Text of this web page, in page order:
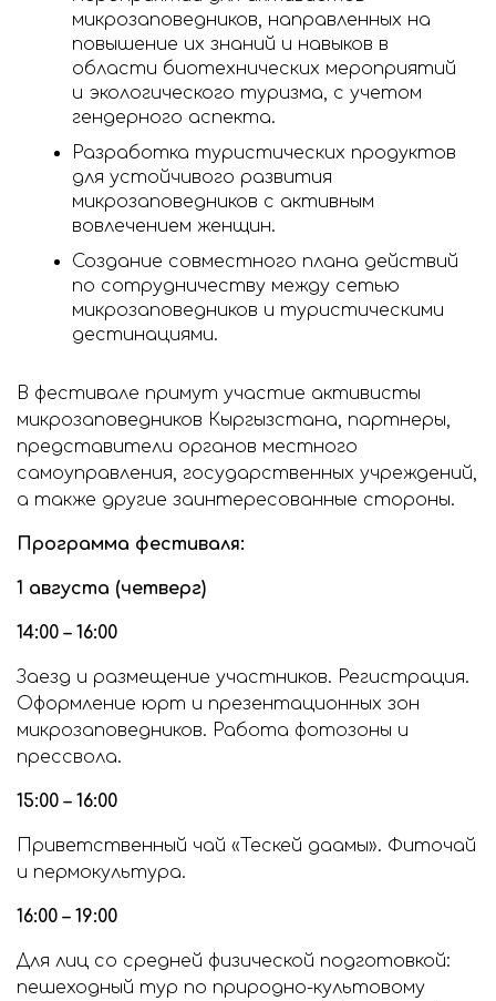
микрозаповедников, направленных на
повышение их знаний и навыков в
области биотехнических мероприятий
и экологического туризма, с учетом
гендерного аспекта.
Разработка туристических продуктов
для устойчивого развития
микрозаповедников с активным
вовлечением женщин.
Создание совместного плана действий
по сотрудничеству между сетью
микрозаповедников и туристическими
дестинациями.
В фестивале примут участие активисты
микрозаповедников Кыргызстана, партнеры,
представители органов местного
самоуправления, государственных учреждений,
а также другие заинтересованные стороны.
Программа фестиваля:
1 августа (четверг)
14:00 – 16:00
Заезд и размещение участников. Регистрация.
Оформление юрт и презентационных зон
микрозаповедников. Работа фотозоны и
прессвола.
15:00 – 16:00
Приветственный чай «Тескей даамы». Фиточай
и пермокультура.
16:00 – 19:00
Для лиц со средней физической подготовкой:
пешеходный тур по природно-культовому